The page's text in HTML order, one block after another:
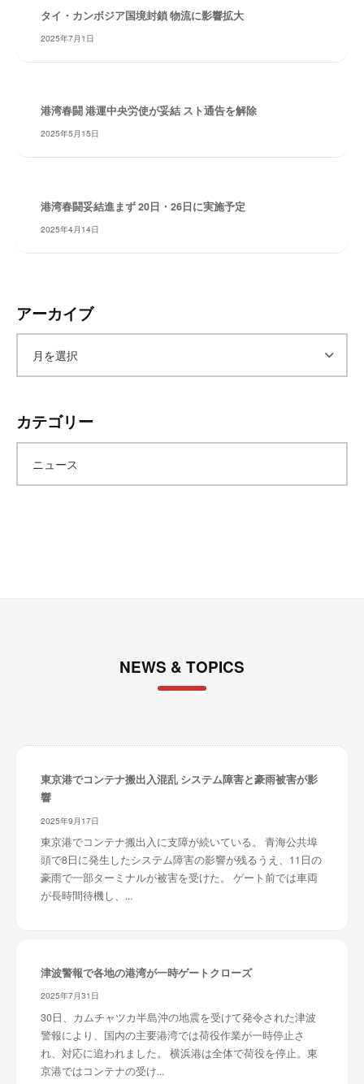
タイ・カンボジア国境封鎖 物流に影響拡大
2025年7月1日
港湾春闘 港運中央労使が妥結 スト通告を解除
2025年5月15日
港湾春闘妥結進まず 20日・26日に実施予定
2025年4月14日
アーカイブ
カ
イ
カテゴリー
ニュース
NEWS & TOPICS
東京港でコンテナ搬出入混乱 システム障害と豪雨被害が影
響
2025年9月17日
東京港でコンテナ搬出入に支障が続いている。 青海公共埠
頭で8日に発生したシステム障害の影響が残るうえ、11日の
豪雨で一部ターミナルが被害を受けた。 ゲート前では車両
が長時間待機し、...
津波警報で各地の港湾が一時ゲートクローズ
2025年7月31日
30日、カムチャツカ半島沖の地震を受けて発令された津波
警報により、国内の主要港湾では荷役作業が一時停止さ
れ、対応に追われました。 横浜港は全体で荷役を停止。東
京港ではコンテナの受け...